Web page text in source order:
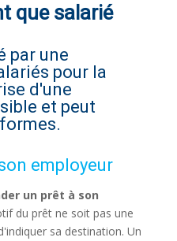
que salarié
par une
pour la
d'une
et peut
employeur
un prêt à son
du prêt ne soit pas une
sa destination. Un